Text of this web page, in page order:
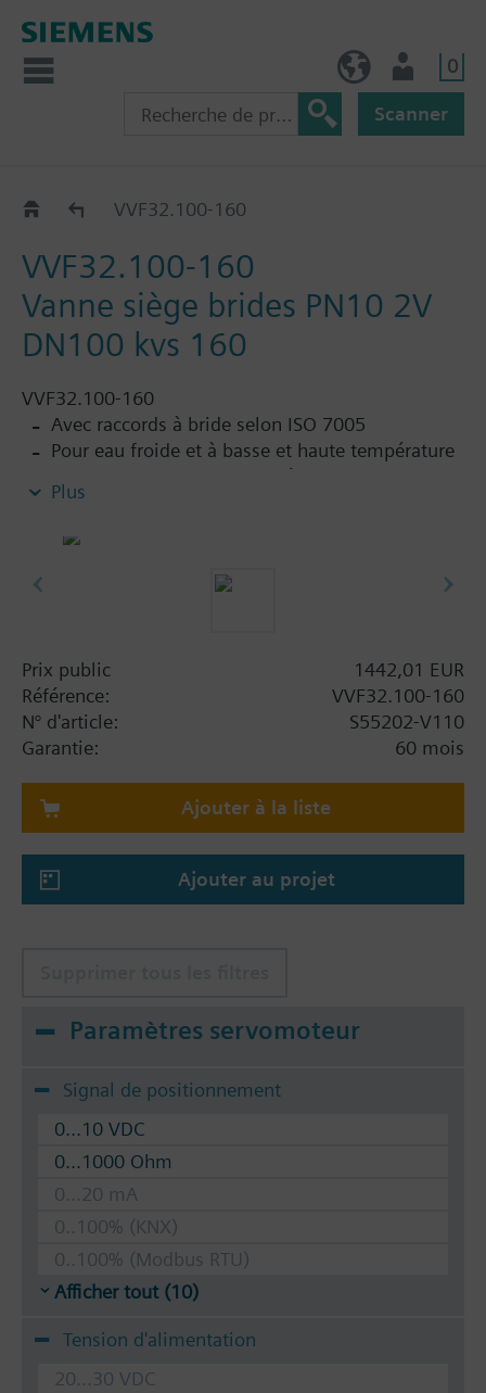
0
Scanner
VVF32..VVF32.100-160
VVF32.100-160
Vanne siège brides PN10 2V
DN100 kvs 160
VVF32.100-160
Avec raccords à bride selon ISO 7005
Pour eau froide et à basse et haute température
et saumure en circuits fermés
Plus
Prix public
1442,01 EUR
Référence:
VVF32.100-160
N° d'article:
S55202-V110
Garantie:
60 mois
Ajouter à la liste
Ajouter au projet
Paramètres servomoteur
Signal de positionnement
0...10 VDC
0...1000 Ohm
0...20 mA
0..100% (KNX)
0..100% (Modbus RTU)
Afficher tout (10)
Tension d'alimentation
20...30 VDC